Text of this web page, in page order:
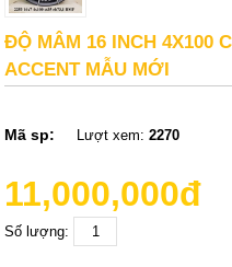
ĐỘ MÂM 16 INCH 4X100
ACCENT MẪU MỚI
Mã sp: Lượt xem:2270
11,000,000đ
Số lượng: